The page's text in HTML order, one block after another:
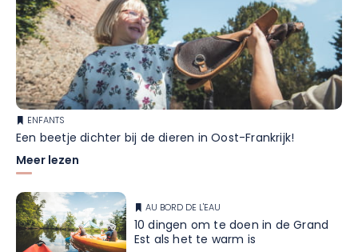
ENFANTS
Een beetje dichter bij de dieren in Oost-Frankrijk!
Meer lezen
AU BORD DE L'EAU
10 dingen om te doen in de Grand
Est als het te warm is